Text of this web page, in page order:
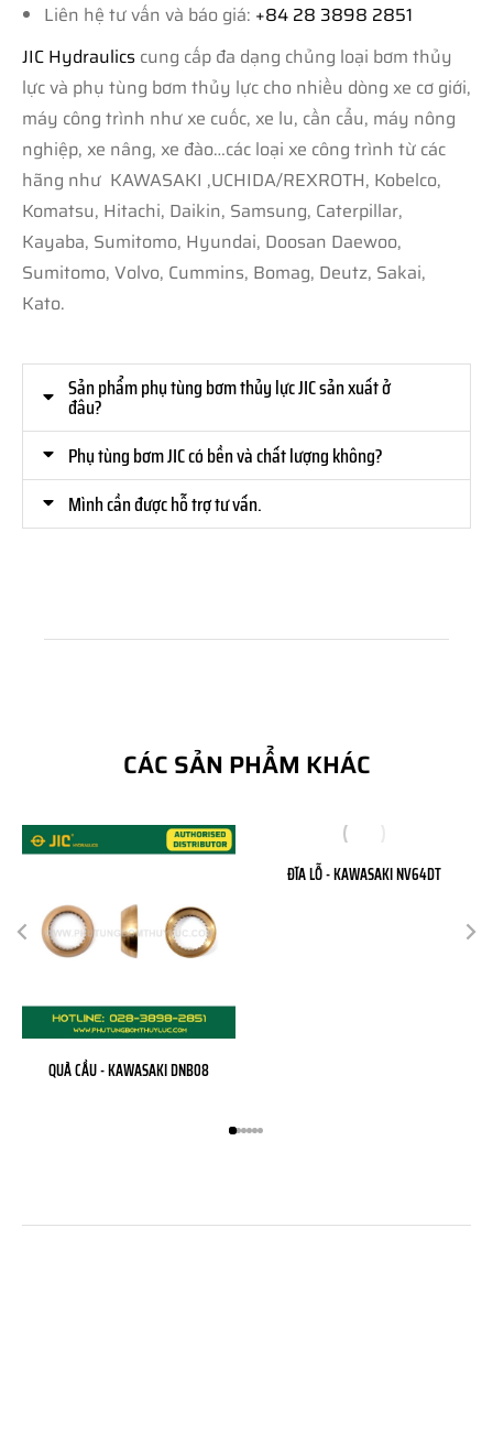
Liên hệ tư vấn và báo giá: +84 28 3898 2851
JIC Hydraulics cung cấp đa dạng chủng loại bơm thủy
lực và phụ tùng bơm thủy lực cho nhiều dòng xe cơ giới,
máy công trình như xe cuốc, xe lu, cần cẩu, máy nông
nghiệp, xe nâng, xe đào…các loại xe công trình từ các
hãng như KAWASAKI ,UCHIDA/REXROTH, Kobelco,
Komatsu, Hitachi, Daikin, Samsung, Caterpillar,
Kayaba, Sumitomo, Hyundai, Doosan Daewoo,
Sumitomo, Volvo, Cummins, Bomag, Deutz, Sakai,
Kato.
Sản phẩm phụ tùng bơm thủy lực JIC sản xuất ở
đâu?
Phụ tùng bơm JIC có bền và chất lượng không?
Mình cần được hỗ trợ tư vấn.
CÁC SẢN PHẨM KHÁC
QUẢ CẦU - KAWASAKI DNB08
ĐĨA LỖ - KAWASAKI NV64DT